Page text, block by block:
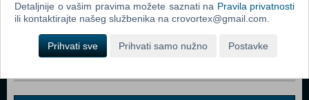
LEGO Delfinov kruzer 41015
Detaljnije o vašim pravima možete saznati na Pravila privatnosti
ili kontaktirajte našeg službenika na crovortex@gmail.com.
Prihvati sve Prihvati samo nužno Postavke